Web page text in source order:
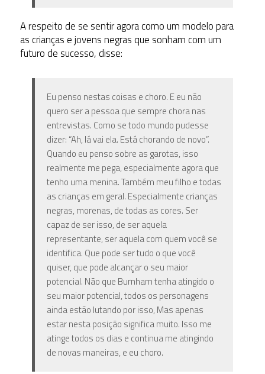
A respeito de se sentir agora como um modelo para
as crianças e jovens negras que sonham com um
futuro de sucesso, disse:
Eu penso nestas coisas e choro. E eu não
quero ser a pessoa que sempre chora nas
entrevistas. Como se todo mundo pudesse
dizer: “Ah, lá vai ela. Está chorando de novo”.
Quando eu penso sobre as garotas, isso
realmente me pega, especialmente agora que
tenho uma menina. Também meu filho e todas
as crianças em geral. Especialmente crianças
negras, morenas, de todas as cores. Ser
capaz de ser isso, de ser aquela
representante, ser aquela com quem você se
identifica. Que pode ser tudo o que você
quiser, que pode alcançar o seu maior
potencial. Não que Burnham tenha atingido o
seu maior potencial, todos os personagens
ainda estão lutando por isso, Mas apenas
estar nesta posição significa muito. Isso me
atinge todos os dias e continua me atingindo
de novas maneiras, e eu choro.